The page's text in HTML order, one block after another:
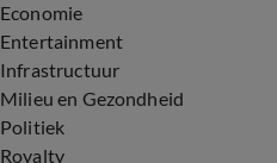
Economie
Entertainment
Infrastructuur
Milieu en Gezondheid
Politiek
Royalty